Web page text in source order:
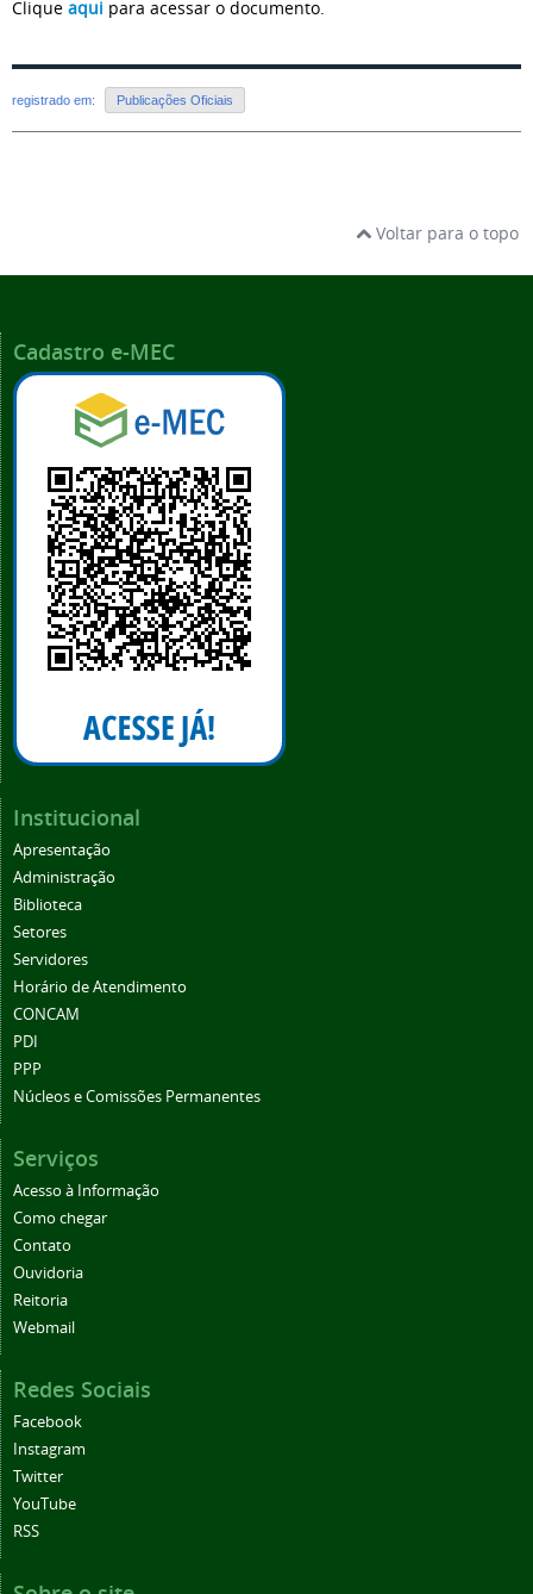
Clique aqui para acessar o documento.
registrado em: Publicações Oficiais
Voltar para o topo
Cadastro e-MEC
Institucional
Apresentação
Administração
Biblioteca
Setores
Servidores
Horário de Atendimento
CONCAM
PDI
PPP
Núcleos e Comissões Permanentes
Serviços
Acesso à Informação
Como chegar
Contato
Ouvidoria
Reitoria
Webmail
Redes Sociais
Facebook
Instagram
Twitter
YouTube
RSS